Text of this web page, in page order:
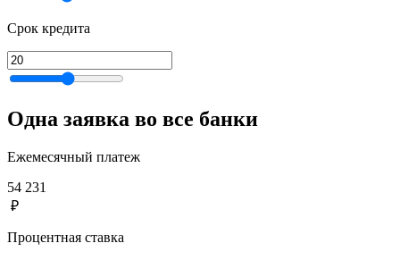
Срок кредита
Одна заявка во все банки
Ежемесячный платеж
54 231
₽
Процентная ставка